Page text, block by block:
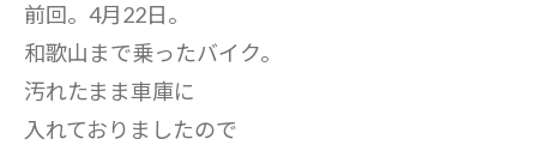
前回。4月22日。
和歌山まで乗ったバイク。
汚れたまま車庫に
入れておりましたので